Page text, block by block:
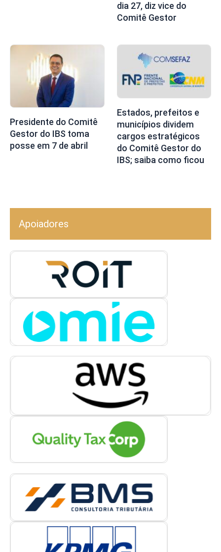
dia 27, diz vice do
Comitê Gestor
Presidente do Comitê
Gestor do IBS toma
posse em 7 de abril
Estados, prefeitos e
municípios dividem
cargos estratégicos
do Comitê Gestor do
IBS; saiba como ficou
Apoiadores